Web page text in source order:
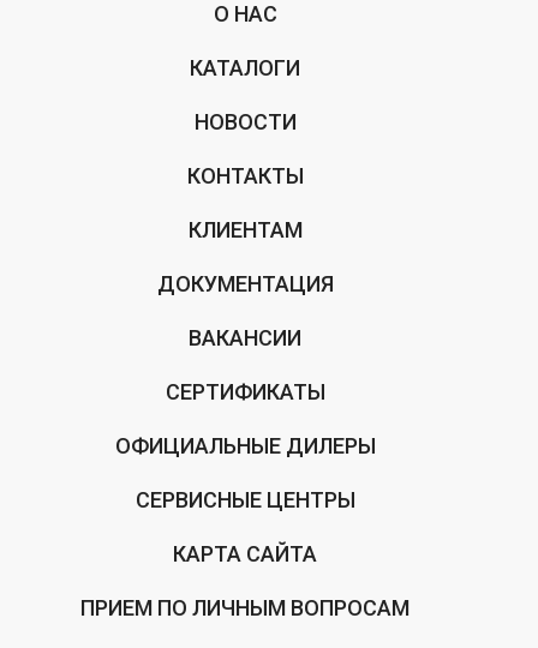
О НАС
КАТАЛОГИ
НОВОСТИ
КОНТАКТЫ
КЛИЕНТАМ
ДОКУМЕНТАЦИЯ
ВАКАНСИИ
СЕРТИФИКАТЫ
ОФИЦИАЛЬНЫЕ ДИЛЕРЫ
СЕРВИСНЫЕ ЦЕНТРЫ
КАРТА САЙТА
ПРИЕМ ПО ЛИЧНЫМ ВОПРОСАМ